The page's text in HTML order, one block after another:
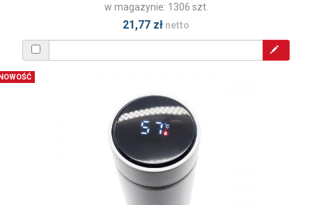
w magazynie: 1306 szt.
21,77 zł netto